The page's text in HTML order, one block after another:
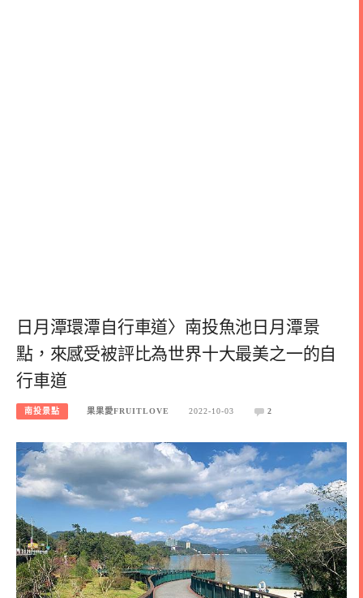
日月潭環潭自行車道〉南投魚池日月潭景
點，來感受被評比為世界十大最美之一的自
行車道
南投景點 果果愛FRUITLOVE 2022-10-03 2